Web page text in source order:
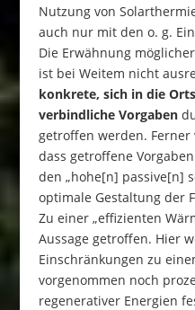
Nutzung von
auch nur mit den o. g.
Die Erwähnung
ist bei Weitem nicht
konkrete, sich in die
verbindliche Vorgaben
getroffen werden. Ferner
dass getroffene
den „hohe[n] passive[n]
optimale Gestaltung der
Zu einer „effizienten
Aussage getroffen. Hier
Einschränkungen zu
vorgenommen noch
regenerativer Energien